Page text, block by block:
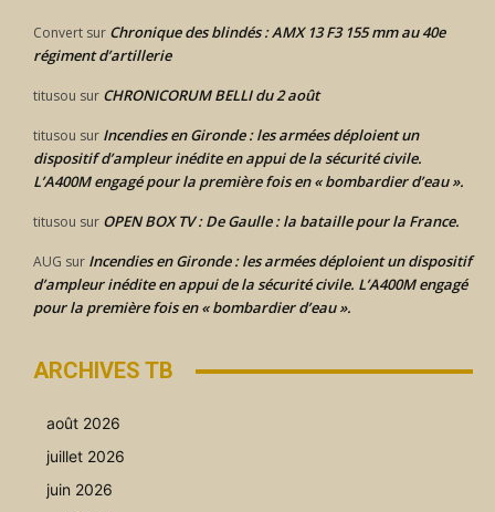
Convert sur Chronique des blindés : AMX 13 F3 155 mm au 40e
régiment d’artillerie
titusou sur CHRONICORUM BELLI du 2 août
titusou sur Incendies en Gironde : les armées déploient un
dispositif d’ampleur inédite en appui de la sécurité civile.
L’A400M engagé pour la première fois en « bombardier d’eau ».
titusou sur OPEN BOX TV : De Gaulle : la bataille pour la France.
AUG sur Incendies en Gironde : les armées déploient un dispositif
d’ampleur inédite en appui de la sécurité civile. L’A400M engagé
pour la première fois en « bombardier d’eau ».
ARCHIVES TB
août 2026
juillet 2026
juin 2026